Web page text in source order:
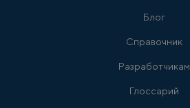
Блог
Справочник
Разработчикам
Глоссарий